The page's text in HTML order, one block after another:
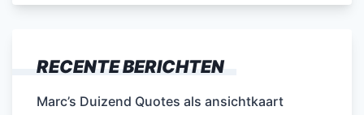
RECENTE BERICHTEN
Marc’s Duizend Quotes als ansichtkaart